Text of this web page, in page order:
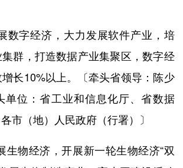
数字经济，大力发展软件产业，培
群，打造数据产业集聚区，数字经
长10%以上。〔牵头省领导：陈少
单位：省工业和信息化厅、省数据
市（地）人民政府（行署）〕
生物经济，开展新一轮生物经济“双